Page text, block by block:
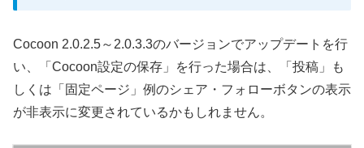
Cocoon 2.0.2.5～2.0.3.3のバージョンでアップデートを行
い、「Cocoon設定の保存」を行った場合は、「投稿」も
しくは「固定ページ」例のシェア・フォローボタンの表示
が非表示に変更されているかもしれません。